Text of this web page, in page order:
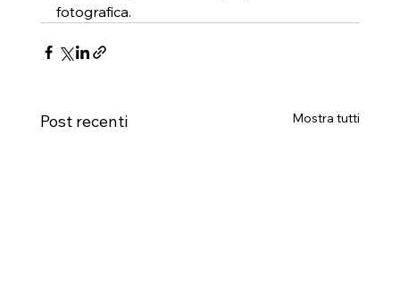
fotografica.
Post recenti Mostra tutti